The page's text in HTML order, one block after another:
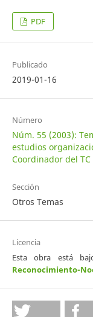
PDF
Publicado
2019-01-16
Número
Núm. 55 (2003):
estudios
Coordinador del
Sección
Otros Temas
Licencia
Esta obra está
Reconocimiento-